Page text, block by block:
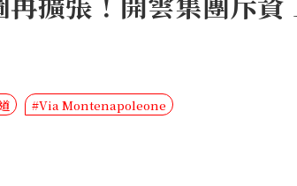
#Via Montenapoleone